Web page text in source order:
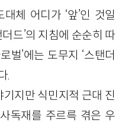
체 어디가 ‘앞’인 것일
드’의 지침에 순순히 따
벌’에는 도무지 ‘스탠더
.
지만 식민지적 근대 진
독재를 주르륵 겪은 우